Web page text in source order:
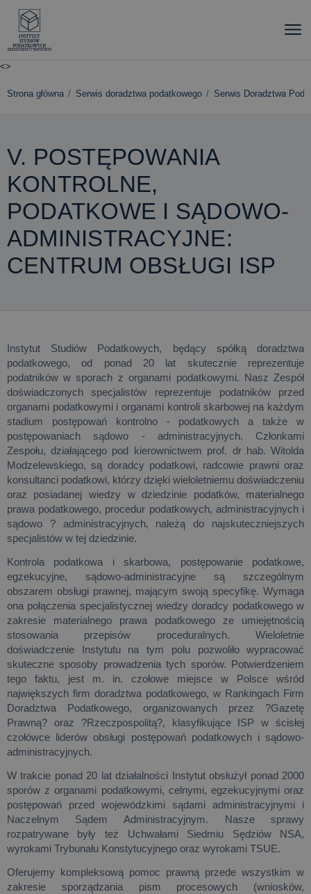
<>
Strona główna Serwis doradztwa podatkowego Serwis Doradztwa
V. POSTĘPOWANIA
KONTROLNE,
PODATKOWE I SĄDOWO-
ADMINISTRACYJNE:
CENTRUM OBSŁUGI ISP
Instytut Studiów Podatkowych, będący spółką doradztwa
podatkowego, od ponad 20 lat skutecznie reprezentuje
podatników w sporach z organami podatkowymi. Nasz Zespół
doświadczonych specjalistów reprezentuje podatników przed
organami podatkowymi i organami kontroli skarbowej na każdym
stadium postępowań kontrolno - podatkowych a także w
postępowaniach sądowo - administracyjnych. Członkami
Zespołu, działającego pod kierownictwem prof. dr hab. Witolda
Modzelewskiego, są doradcy podatkowi, radcowie prawni oraz
konsultanci podatkowi, którzy dzięki wieloletniemu doświadczeniu
oraz posiadanej wiedzy w dziedzinie podatków, materialnego
prawa podatkowego, procedur podatkowych, administracyjnych i
sądowo ? administracyjnych, należą do najskuteczniejszych
specjalistów w tej dziedzinie.
Kontrola podatkowa i skarbowa, postępowanie podatkowe,
egzekucyjne, sądowo-administracyjne są szczególnym
obszarem obsługi prawnej, mającym swoją specyfikę. Wymaga
ona połączenia specjalistycznej wiedzy doradcy podatkowego w
zakresie materialnego prawa podatkowego ze umiejętnością
stosowania przepisów proceduralnych. Wieloletnie
doświadczenie Instytutu na tym polu pozwoliło wypracować
skuteczne sposoby prowadzenia tych sporów. Potwierdzeniem
tego faktu, jest m. in. czołowe miejsce w Polsce wśród
największych firm doradztwa podatkowego, w Rankingach Firm
Doradztwa Podatkowego, organizowanych przez ?Gazetę
Prawną? oraz ?Rzeczpospolitą?, klasyfikujące ISP w ścisłej
czołówce liderów obsługi postępowań podatkowych i sądowo-
administracyjnych.
W trakcie ponad 20 lat działalności Instytut obsłużył ponad 2000
sporów z organami podatkowymi, celnymi, egzekucyjnymi oraz
postępowań przed wojewódzkimi sądami administracyjnymi i
Naczelnym Sądem Administracyjnym. Nasze sprawy
rozpatrywane były też Uchwałami Siedmiu Sędziów NSA,
wyrokami Trybunału Konstytucyjnego oraz wyrokami TSUE.
Oferujemy kompleksową pomoc prawną przede wszystkim w
zakresie sporządzania pism procesowych (wniosków,